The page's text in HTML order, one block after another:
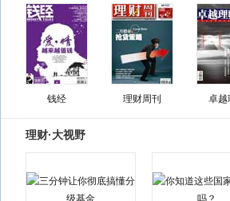
钱经 理财周刊 卓越
理财·大视野